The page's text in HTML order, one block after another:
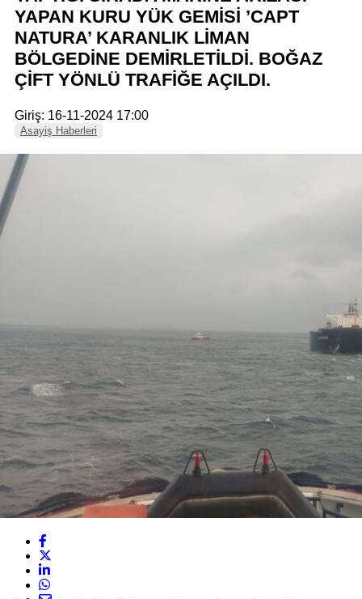
YAPAN KURU YÜK GEMİSİ ’CAPT
NATURA’ KARANLIK LİMAN
BÖLGEDİNE DEMİRLETİLDİ. BOĞAZ
ÇİFT YÖNLÜ TRAFİĞE AÇILDI.
Giriş: 16-11-2024 17:00
Asayiş Haberleri